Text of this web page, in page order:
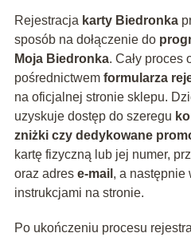
Rejestracja karty Biedronka
sposób na dołączenie do
Moja Biedronka. Cały proces
pośrednictwem formularza
na oficjalnej stronie sklepu.
uzyskuje dostęp do szeregu
zniżki czy dedykowane
kartę fizyczną lub jej numer,
oraz adres e-mail , a następnie
instrukcjami na stronie.
Po ukończeniu procesu